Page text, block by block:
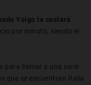
Yoigo te costará
por minuto, siendo el
para llamar a una serie
que se encuentran Italia